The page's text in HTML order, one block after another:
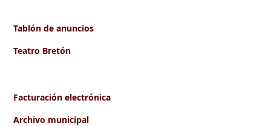
Tablón de anuncios
Teatro Bretón
Facturación electrónica
Archivo municipal